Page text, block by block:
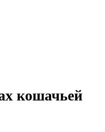
кошачьей